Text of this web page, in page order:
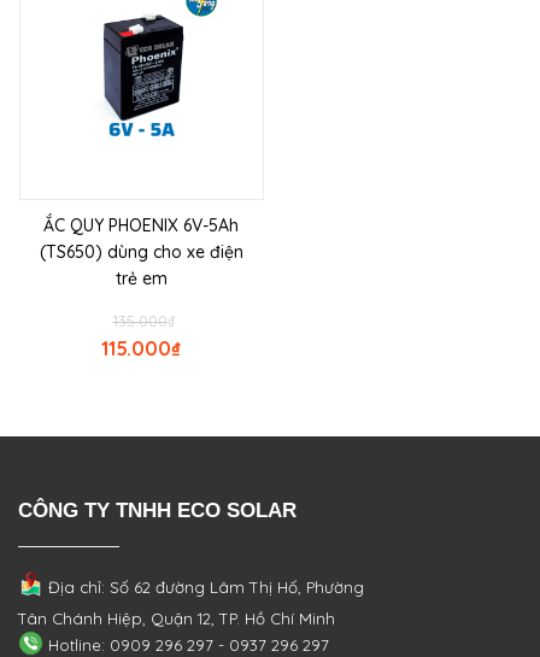
ẮC QUY PHOENIX 6V-5Ah
(TS650) dùng cho xe điện
trẻ em
₫
135.000
₫
115.000
CÔNG TY TNHH ECO SOLAR
Địa chỉ: Số 62 đường Lâm Thị Hố, Phường
Tân Chánh Hiệp, Quận 12, TP. Hồ Chí Minh
Hotline: 0909 296 297 - 0937 296 297